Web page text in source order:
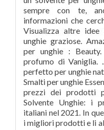
sempre con te,
informazioni che
Visualizza altre idee
unghie graziose.
per unghie :
profumo di Vaniglia.
perfetto per unghie
Smalti per unghie
prezzi dei prodotti
Solvente Unghie: i
italiani nel 2021. In
i migliori prodotti e li